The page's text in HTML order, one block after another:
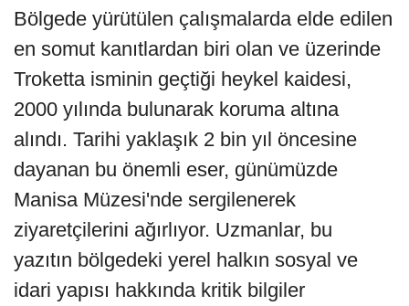
Bölgede yürütülen çalışmalarda elde edilen
en somut kanıtlardan biri olan ve üzerinde
Troketta isminin geçtiği heykel kaidesi,
2000 yılında bulunarak koruma altına
alındı. Tarihi yaklaşık 2 bin yıl öncesine
dayanan bu önemli eser, günümüzde
Manisa Müzesi'nde sergilenerek
ziyaretçilerini ağırlıyor. Uzmanlar, bu
yazıtın bölgedeki yerel halkın sosyal ve
idari yapısı hakkında kritik bilgiler